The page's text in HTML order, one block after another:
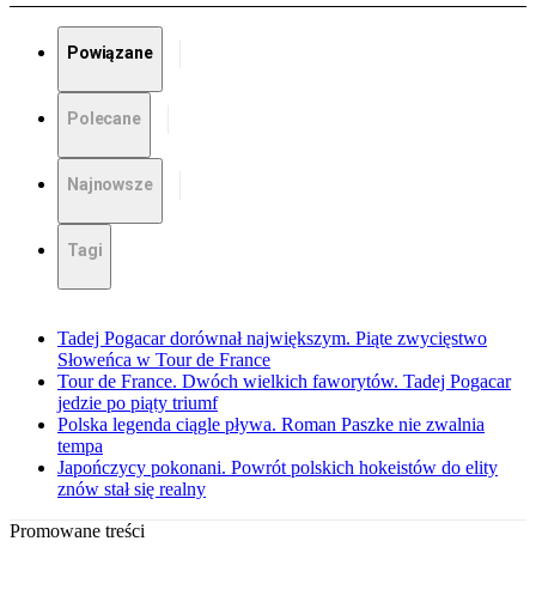
Powiązane
Polecane
Najnowsze
Tagi
Tadej Pogacar dorównał największym. Piąte zwycięstwo
Słoweńca w Tour de France
Tour de France. Dwóch wielkich faworytów. Tadej Pogacar
jedzie po piąty triumf
Polska legenda ciągle pływa. Roman Paszke nie zwalnia
tempa
Japończycy pokonani. Powrót polskich hokeistów do elity
znów stał się realny
Promowane treści